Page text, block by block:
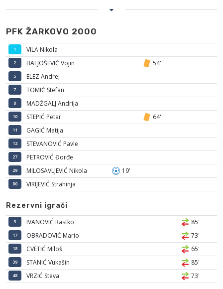
PFK ŽARKOVO 2000
1 VILA Nikola
2 BALJOŠEVIĆ Vojin 54'
5 ELEZ Andrej
7 TOMIĆ Stefan
8 MADŽGALJ Andrija
10 STEPIĆ Petar 64'
11 GAGIĆ Matija
12 STEVANOVIĆ Pavle
27 PETROVIĆ Đorđe
29 MILOSAVLJEVIĆ Nikola 19'
80 VIRIJEVIĆ Strahinja
Rezervni igrači
3 IVANOVIĆ Rastko 85'
17 OBRADOVIĆ Mario 73'
18 CVETIĆ Miloš 65'
39 STANIĆ Vukašin 85'
48 VRZIĆ Steva 73'